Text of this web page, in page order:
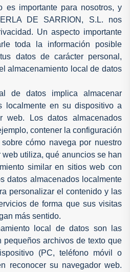
es importante para nosotros, y
DE SARRION, S.L. nos
Un aspecto importante
toda la información posible
datos de carácter personal,
almacenamiento local de datos
de datos implica almacenar
localmente en su dispositivo a
web. Los datos almacenados
contener la configuración
cómo navega por nuestro
utiliza, qué anuncios se han
similar en sitios web con
datos almacenados localmente
personalizar el contenido y las
de forma que sus visitas
más sentido.
local de datos son las
pequeños archivos de texto que
(PC, teléfono móvil o
reconocer su navegador web.